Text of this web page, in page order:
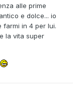
alle prime
e dolce... io
in 4 per lui.
la vita super